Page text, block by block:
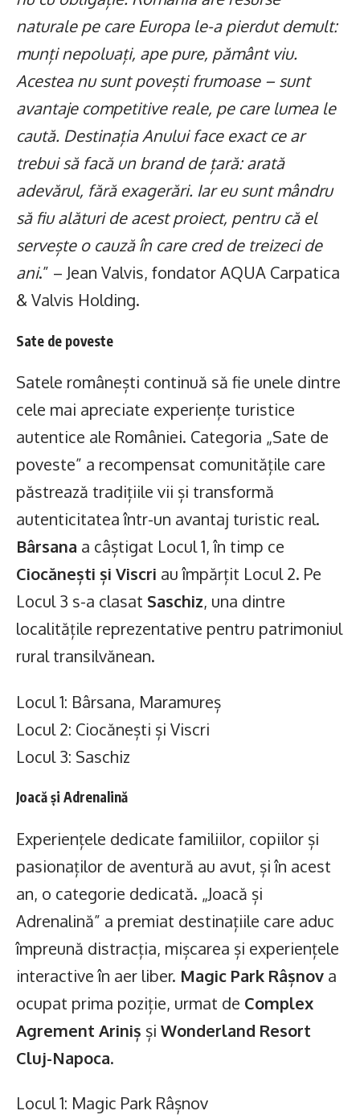
naturale pe care Europa le-a pierdut demult:
munți nepoluați, ape pure, pământ viu.
Acestea nu sunt povești frumoase – sunt
avantaje competitive reale, pe care lumea le
caută. Destinația Anului face exact ce ar
trebui să facă un brand de țară: arată
adevărul, fără exagerări. Iar eu sunt mândru
să fiu alături de acest proiect, pentru că el
servește o cauză în care cred de treizeci de
ani.” – Jean Valvis, fondator AQUA Carpatica
& Valvis Holding.
Sate de poveste
Satele românești continuă să fie unele dintre
cele mai apreciate experiențe turistice
autentice ale României. Categoria „Sate de
poveste” a recompensat comunitățile care
păstrează tradițiile vii și transformă
autenticitatea într-un avantaj turistic real.
Bârsana a câștigat Locul 1, în timp ce
Ciocănești și Viscri au împărțit Locul 2. Pe
Locul 3 s-a clasat Saschiz, una dintre
localitățile reprezentative pentru patrimoniul
rural transilvănean.
Locul 1: Bârsana, Maramureș
Locul 2: Ciocănești și Viscri
Locul 3: Saschiz
Joacă și Adrenalină
Experiențele dedicate familiilor, copiilor și
pasionaților de aventură au avut, și în acest
an, o categorie dedicată. „Joacă și
Adrenalină” a premiat destinațiile care aduc
împreună distracția, mișcarea și experiențele
interactive în aer liber. Magic Park Râșnov a
ocupat prima poziție, urmat de Complex
Agrement Ariniș și Wonderland Resort
Cluj-Napoca.
Locul 1: Magic Park Râșnov